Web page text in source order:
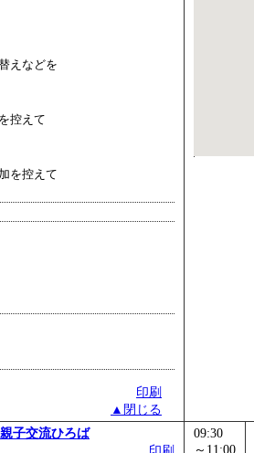
えなどを
控えて
を控えて
印刷
▲閉じる
子交流ひろば
09:30
～11:00